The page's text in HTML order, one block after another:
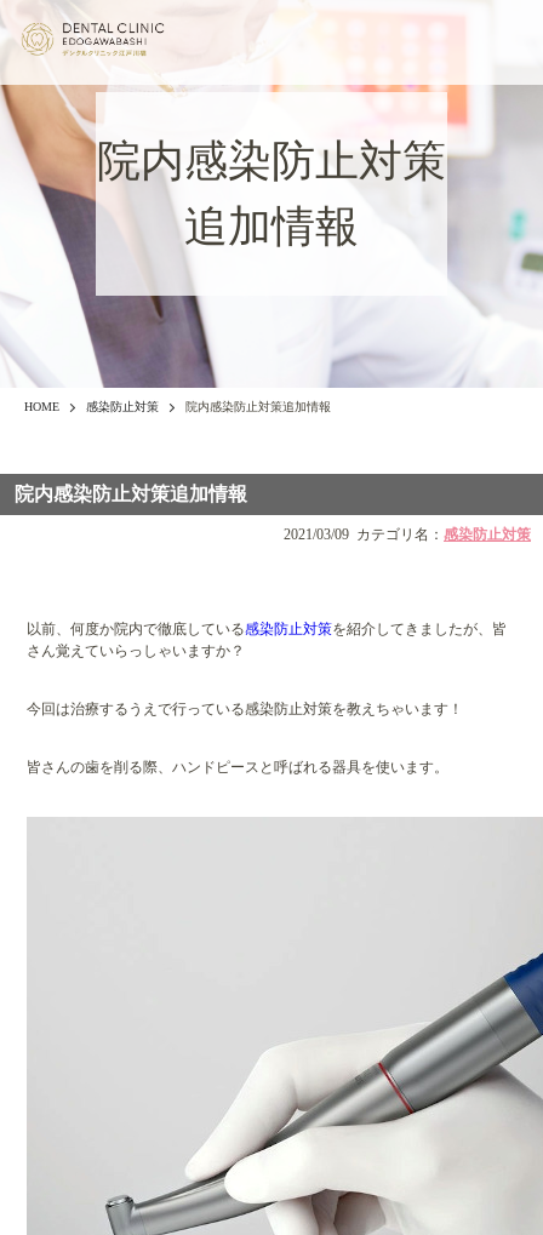
院内感染防止対策
追加情報
HOME 感染防止対策 院内感染防止対策追加情報
院内感染防止対策追加情報
2021/03/09 カテゴリ名： 感染防止対策
以前、何度か院内で徹底している感染防止対策を紹介してきましたが、皆
さん覚えていらっしゃいますか？
今回は治療するうえで行っている感染防止対策を教えちゃいます！
皆さんの歯を削る際、ハンドピースと呼ばれる器具を使います。